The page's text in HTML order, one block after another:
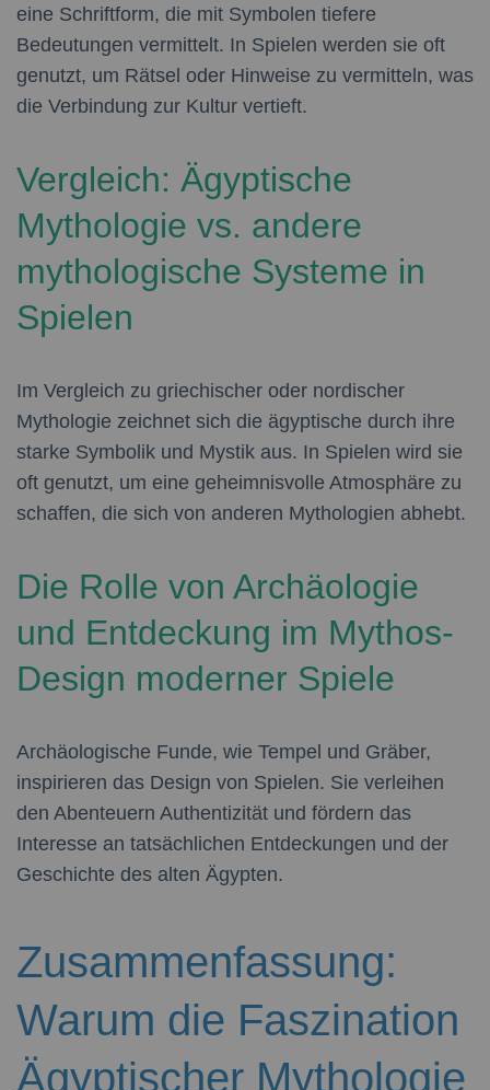
eine Schriftform, die mit Symbolen tiefere
Bedeutungen vermittelt. In Spielen werden sie oft
genutzt, um Rätsel oder Hinweise zu vermitteln, was
die Verbindung zur Kultur vertieft.
Vergleich: Ägyptische
Mythologie vs. andere
mythologische Systeme in
Spielen
Im Vergleich zu griechischer oder nordischer
Mythologie zeichnet sich die ägyptische durch ihre
starke Symbolik und Mystik aus. In Spielen wird sie
oft genutzt, um eine geheimnisvolle Atmosphäre zu
schaffen, die sich von anderen Mythologien abhebt.
Die Rolle von Archäologie
und Entdeckung im Mythos-
Design moderner Spiele
Archäologische Funde, wie Tempel und Gräber,
inspirieren das Design von Spielen. Sie verleihen
den Abenteuern Authentizität und fördern das
Interesse an tatsächlichen Entdeckungen und der
Geschichte des alten Ägypten.
Zusammenfassung:
Warum die Faszination
Ägyptischer Mythologie